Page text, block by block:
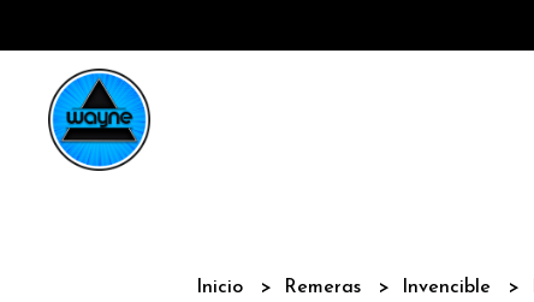
Inicio Remeras Invencible